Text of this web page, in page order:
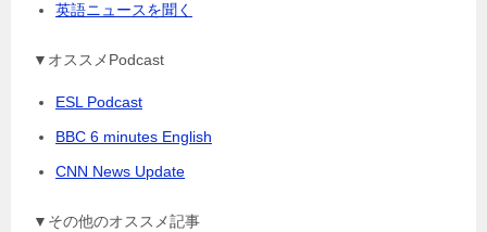
英語ニュースを聞く
▼オススメPodcast
ESL Podcast
BBC 6 minutes English
CNN News Update
▼その他のオススメ記事